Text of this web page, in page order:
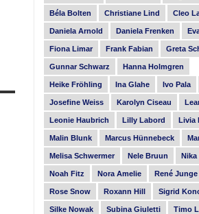
Béla Bolten Christiane Lind Cleo
Daniela Arnold Daniela Frenken
Fiona Limar Frank Fabian Greta
Gunnar Schwarz Hanna Holmgren
Heike Fröhling Ina Glahe Ivo Pala
Josefine Weiss Karolyn Ciseau
Leonie Haubrich Lilly Labord Livia
Malin Blunk Marcus Hünnebeck
Melisa Schwermer Nele Bruun Nika
Noah Fitz Nora Amelie René Junge
Rose Snow Roxann Hill Sigrid
Silke Nowak Subina Giuletti Timo